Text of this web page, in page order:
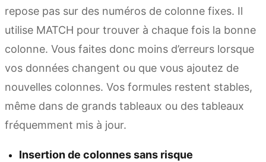
repose pas sur des numéros de colonne fixes. Il
utilise MATCH pour trouver à chaque fois la bonne
colonne. Vous faites donc moins d’erreurs lorsque
vos données changent ou que vous ajoutez de
nouvelles colonnes. Vos formules restent stables,
même dans de grands tableaux ou des tableaux
fréquemment mis à jour.
Insertion de colonnes sans risque